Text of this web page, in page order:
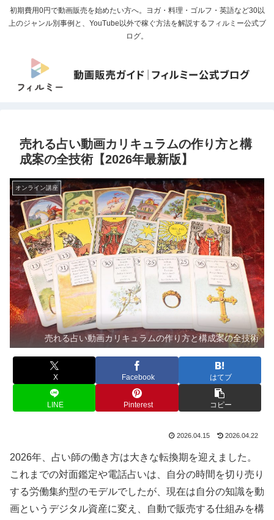
初期費用0円で動画販売を始めたい方へ。ヨガ・料理・ゴルフ・英語など30以
上のジャンル別事例と、YouTube以外で稼ぐ方法を解説するフィルミー公式ブ
ログ。
売れる占い動画カリキュラムの作り方と構
成案の全技術【2026年最新版】
オンライン講座
売れる占い動画カリキュラムの作り方と構成案の全技術
X Facebook はてブ
LINE Pinterest コピー
2026.04.15 2026.04.22
2026年、占い師の働き方は大きな転換期を迎えました。
これまでの対面鑑定や電話占いは、自分の時間を切り売り
する労働集約型のモデルでしたが、現在は自分の知識を動
画というデジタル資産に変え、自動で販売する仕組みを構